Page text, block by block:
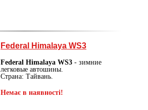
Federal Himalaya WS3
Federal Himalaya WS3 - зимние
легковые автошины.
Страна: Тайвань.
Немає в наявності!